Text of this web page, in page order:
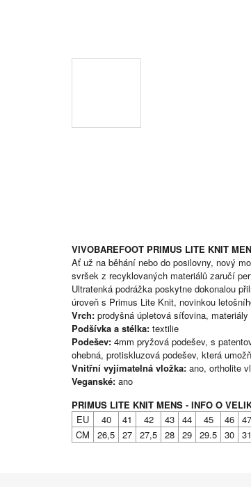
VIVOBAREFOOT PRIMUS LITE KNIT
Ať už na běhání nebo do posilovny, nový
svršek z recyklovaných materiálů zaručí
Ultratenká podrážka poskytne dokonalou
úroveň s Primus Lite Knit, novinkou
Vrch: prodyšná úpletová síťovina,
Podšívka a stélka: textilie
Podešev: 4mm pryžová podešev, s
ohebná, protiskluzová podešev, která
Vnitřní vyjímatelná vložka: ano, ortholite
Veganské: ano
PRIMUS LITE KNIT MENS - INFO O
EU
40 41 42 43 44 45 46 47
CM
26,5 27 27,5 28 29 29.5 30 31